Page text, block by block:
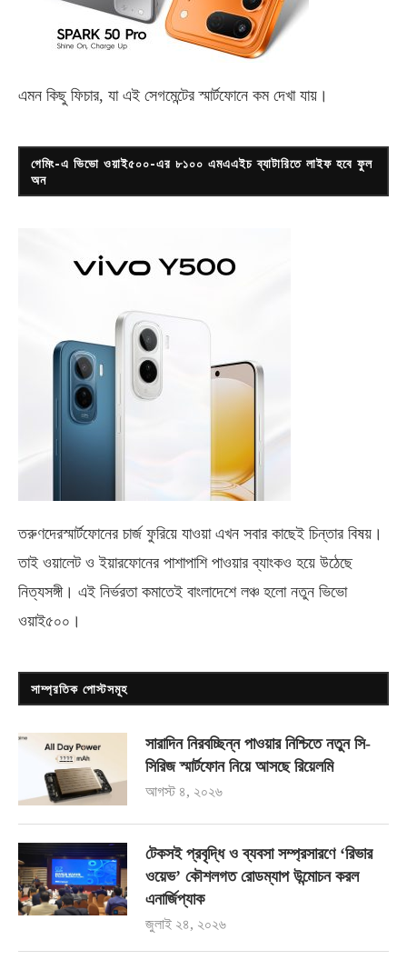
এমন কিছু ফিচার, যা এই সেগমেন্টের স্মার্টফোনে কম দেখা যায়।
গেমিং-এ ভিভো ওয়াই৫০০-এর ৮১০০ এমএএইচ ব্যাটারিতে লাইফ হবে ফুল
অন
তরুণদেরস্মার্টফোনের চার্জ ফুরিয়ে যাওয়া এখন সবার কাছেই চিন্তার বিষয়।
তাই ওয়ালেট ও ইয়ারফোনের পাশাপাশি পাওয়ার ব্যাংকও হয়ে উঠেছে
নিত্যসঙ্গী। এই নির্ভরতা কমাতেই বাংলাদেশে লঞ্চ হলো নতুন ভিভো
ওয়াই৫০০ ।
সাম্প্রতিক পোস্টসমূহ
সারাদিন নিরবচ্ছিন্ন পাওয়ার নিশ্চিতে নতুন সি-
সিরিজ স্মার্টফোন নিয়ে আসছে রিয়েলমি
আগস্ট ৪, ২০২৬
টেকসই প্রবৃদ্ধি ও ব্যবসা সম্প্রসারণে ‘রিভার
ওয়েভ’ কৌশলগত রোডম্যাপ উন্মোচন করল
এনার্জিপ্যাক
জুলাই ২৪, ২০২৬